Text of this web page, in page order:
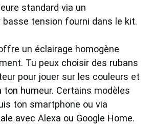
standard via un
tension fourni dans le kit.
un éclairage homogène
Tu peux choisir des rubans
pour jouer sur les couleurs et
ton humeur. Certains modèles
ton smartphone ou via
avec Alexa ou Google Home.